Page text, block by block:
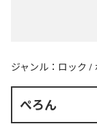
ジャンル： ロック /
ぺろん